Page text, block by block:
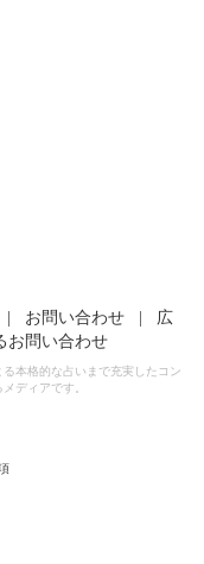
| お問い合わせ |
広
お問い合わせ
本格的な占いまで充実したコン
ディアです。